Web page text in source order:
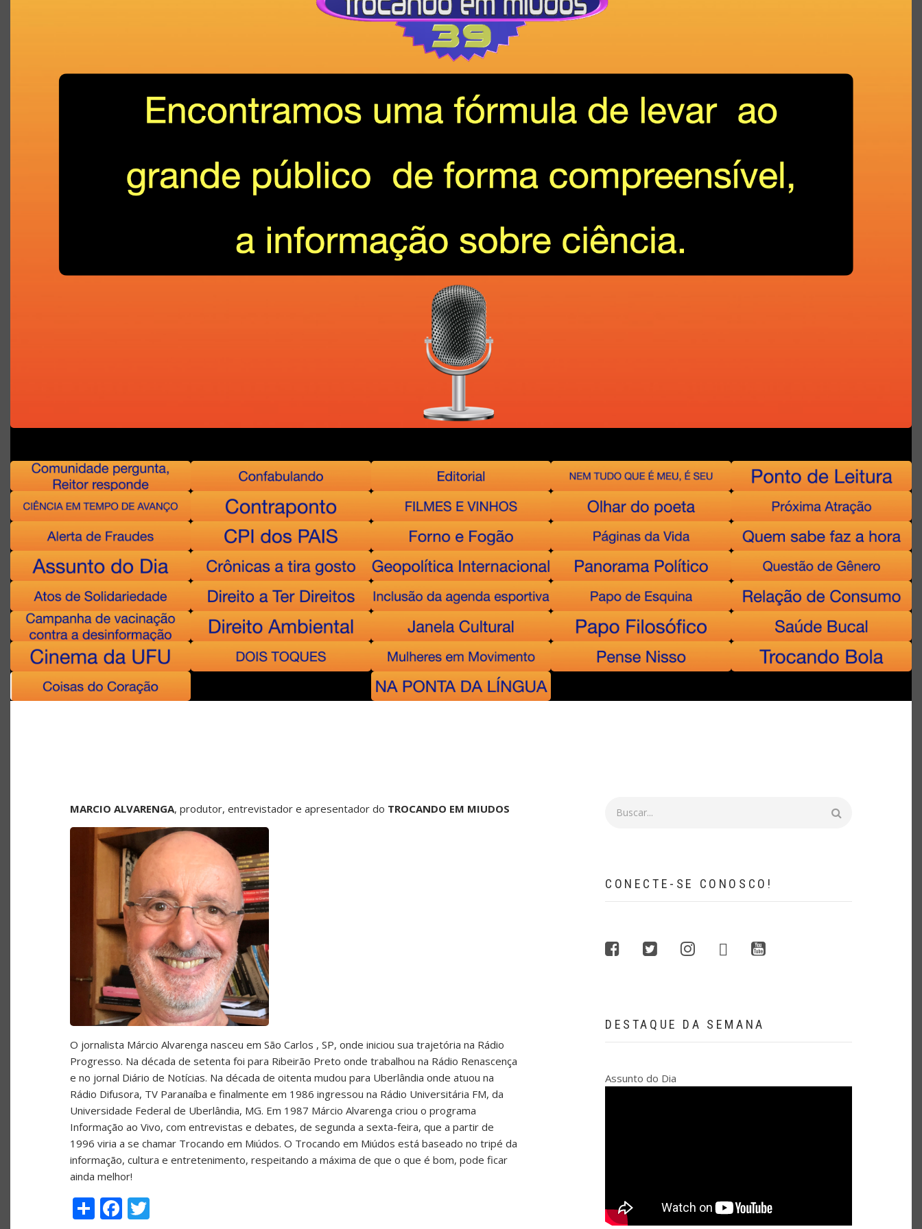
MARCIO ALVARENGA, produtor, entrevistador e apresentador do TROCANDO EM MIUDOS
O jornalista Márcio Alvarenga nasceu em São Carlos , SP, onde iniciou sua trajetória na Rádio
Progresso. Na década de setenta foi para Ribeirão Preto onde trabalhou na Rádio Renascença
e no jornal Diário de Notícias. Na década de oitenta mudou para Uberlândia onde atuou na
Rádio Difusora, TV Paranaíba e finalmente em 1986 ingressou na Rádio Universitária FM, da
Universidade Federal de Uberlândia, MG. Em 1987 Márcio Alvarenga criou o programa
Informação ao Vivo, com entrevistas e debates, de segunda a sexta-feira, que a partir de
1996 viria a se chamar Trocando em Miúdos. O Trocando em Miúdos está baseado no tripé da
informação, cultura e entretenimento, respeitando a máxima de que o que é bom, pode ficar
ainda melhor!
ShareFacebook
CONECTE-SE CONOSCO!
facebooktwitterinstagramwhatsappyoutube
DESTAQUE DA SEMANA
Assunto do Dia